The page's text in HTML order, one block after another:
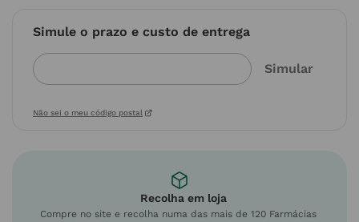
Simule o prazo e custo de entrega
Não sei o meu código postal
Recolha em loja
Compre no site e recolha numa das mais de 120 Farmácias